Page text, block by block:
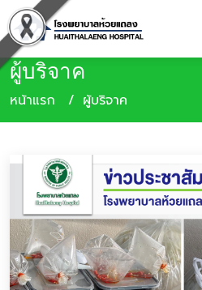
ผู้บริจาค
หน้าแรก ผู้บริจาค